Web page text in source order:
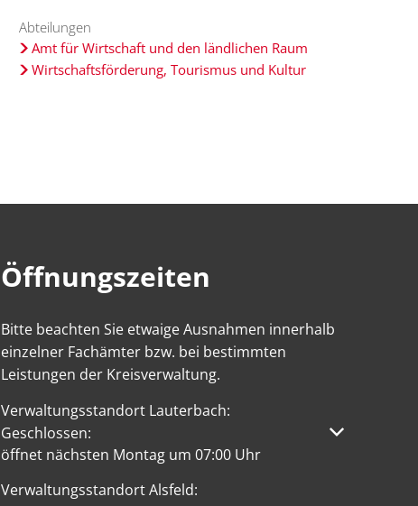
Abteilungen
Amt für Wirtschaft und den ländlichen Raum
Wirtschaftsförderung, Tourismus und Kultur
Öffnungszeiten
Bitte beachten Sie etwaige Ausnahmen innerhalb
einzelner Fachämter bzw. bei bestimmten
Leistungen der Kreisverwaltung.
Verwaltungsstandort Lauterbach:
Klicken, um weitere Öffnungs- oder Schließzeiten
Geschlossen:
öffnet nächsten Montag um 07:00 Uhr
Verwaltungsstandort Alsfeld: